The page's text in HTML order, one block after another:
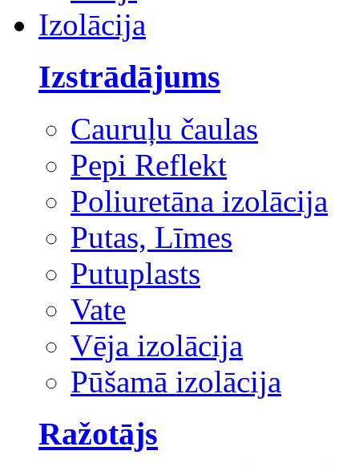
Izolācija
Izstrādājums
Cauruļu čaulas
Pepi Reflekt
Poliuretāna izolācija
Putas, Līmes
Putuplasts
Vate
Vēja izolācija
Pūšamā izolācija
Ražotājs